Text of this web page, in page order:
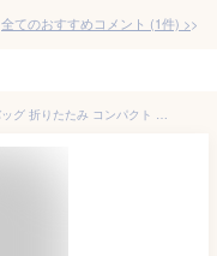
全てのおすすめコメント (1件) >
weekend(er) hungbag ハングバッグ エコバッグ 折りたたみ コンパクト コンビニバッグ カラビナ付き マイバッグ 母の日 プレゼント 母の日ギフト